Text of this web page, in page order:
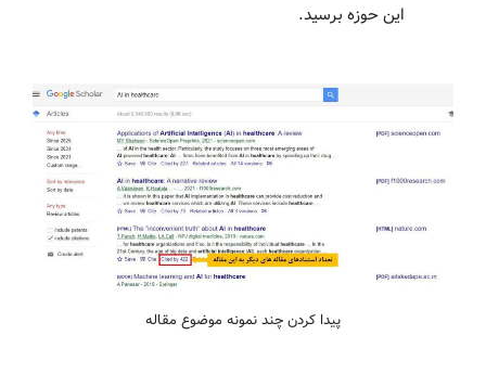
این حوزه برسید.
پیدا کردن چند نمونه موضوع مقاله